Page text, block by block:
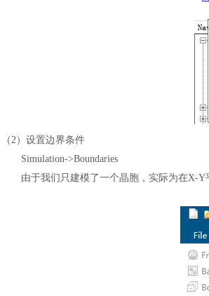
（2）设置边界条件
Simulation->Boundaries
由于我们只建模了一个晶胞，实际为在X-Y
汽车交